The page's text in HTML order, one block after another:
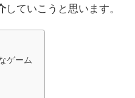
していこうと思います。
ゲーム